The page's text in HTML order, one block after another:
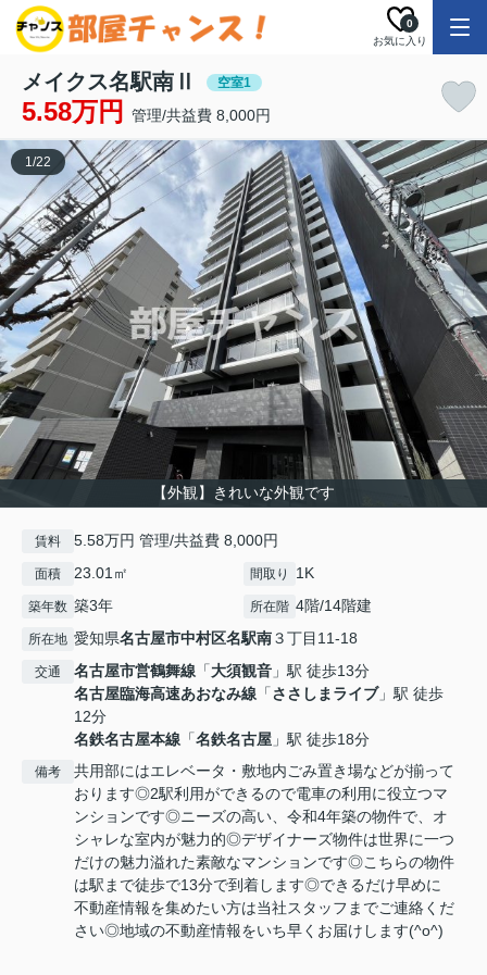
お気に入り
0
メイクス名駅南Ⅱ 空室1
5.58万円 管理/共益費 8,000円
【外観】きれいな外観です
1/22
賃料 5.58万円 管理/共益費 8,000円
面積 23.01㎡ 間取り 1K
築年数 築3年 所在階 4階/14階建
所在地 愛知県名古屋市中村区名駅南３丁目11-18
交通 名古屋市営鶴舞線 「大須観音 」駅 徒歩13分
名古屋臨海高速あおなみ線 「ささしまライブ」駅 徒歩
12分
名鉄名古屋本線 「名鉄名古屋 」駅 徒歩18分
備考
共用部にはエレベータ・敷地内ごみ置き場などが揃って
おります◎2駅利用ができるので電車の利用に役立つマ
ンションです◎ニーズの高い、令和4年築の物件で、オ
シャレな室内が魅力的◎デザイナーズ物件は世界に一つ
だけの魅力溢れた素敵なマンションです◎こちらの物件
は駅まで徒歩で13分で到着します◎できるだけ早めに
不動産情報を集めたい方は当社スタッフまでご連絡くだ
さい◎地域の不動産情報をいち早くお届けします(^o^)